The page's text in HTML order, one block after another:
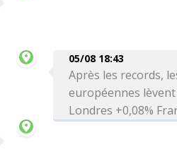
05/08 18:43
Après les records,
européennes lèvent
Londres +0,08%